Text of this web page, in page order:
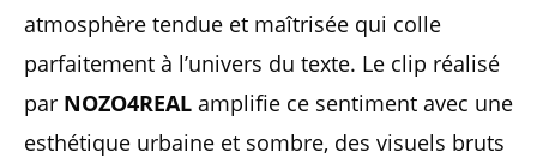
atmosphère tendue et maîtrisée qui colle
parfaitement à l’univers du texte. Le clip réalisé
par NOZO4REAL amplifie ce sentiment avec une
esthétique urbaine et sombre, des visuels bruts